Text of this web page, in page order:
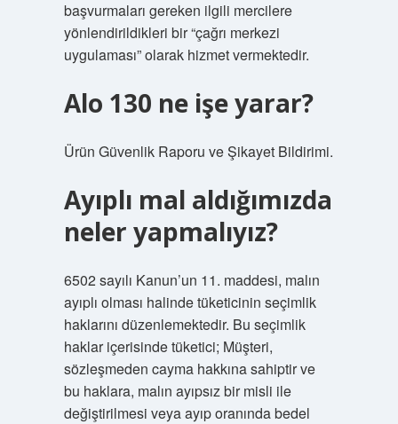
başvurmaları gereken ilgili mercilere
yönlendirildikleri bir “çağrı merkezi
uygulaması” olarak hizmet vermektedir.
Alo 130 ne işe yarar?
Ürün Güvenlik Raporu ve Şikayet Bildirimi.
Ayıplı mal aldığımızda
neler yapmalıyız?
6502 sayılı Kanun’un 11. maddesi, malın
ayıplı olması halinde tüketicinin seçimlik
haklarını düzenlemektedir. Bu seçimlik
haklar içerisinde tüketici; Müşteri,
sözleşmeden cayma hakkına sahiptir ve
bu haklara, malın ayıpsız bir misli ile
değiştirilmesi veya ayıp oranında bedel